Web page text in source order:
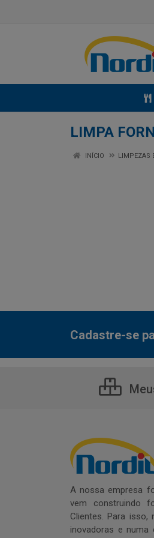
LIMPA
INÍCIO LIMPEZAS
Cadastre-se
A nossa empresa
vem construindo
Clientes. Para
inovadoras e